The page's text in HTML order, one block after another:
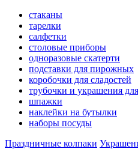
стаканы
тарелки
салфетки
столовые приборы
одноразовые скатерти
подставки для пирожных
коробочки для сладостей
трубочки и украшения
шпажки
наклейки на бутылки
наборы посуды
Праздничные колпаки